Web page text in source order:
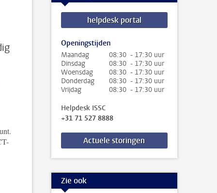
helpdesk portal
Openingstijden
Maandag
08:30 - 17:30 uur
Dinsdag
08:30 - 17:30 uur
Woensdag
08:30 - 17:30 uur
Donderdag
08:30 - 17:30 uur
Vrijdag
08:30 - 17:30 uur
Helpdesk ISSC
+31 71 527 8888
Actuele storingen
Zie ook